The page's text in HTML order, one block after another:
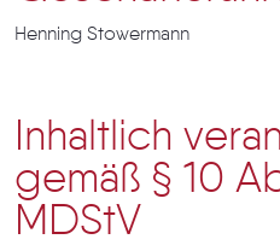
Henning Stowermann
Inhaltlich
gemäß § 10
MDStV